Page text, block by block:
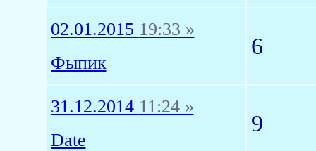
02.01.2015 19:33 »
Фыпик
6
31.12.2014 11:24 »
Date
9